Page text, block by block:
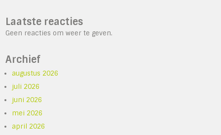
Laatste reacties
Geen reacties om weer te geven.
Archief
augustus 2026
juli 2026
juni 2026
mei 2026
april 2026